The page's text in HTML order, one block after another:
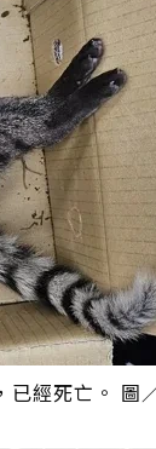
經死亡。 圖